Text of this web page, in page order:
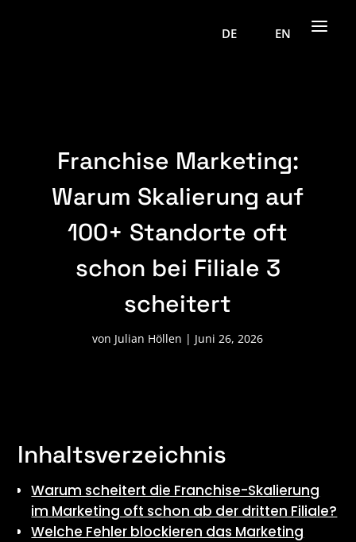
a
DE EN
Franchise Marketing:
Warum Skalierung auf
100+ Standorte oft
schon bei Filiale 3
scheitert
von Julian Höllen | Juni 26, 2026
Inhaltsverzeichnis
Warum scheitert die Franchise-Skalierung
im Marketing oft schon ab der dritten Filiale?
Welche Fehler blockieren das Marketing